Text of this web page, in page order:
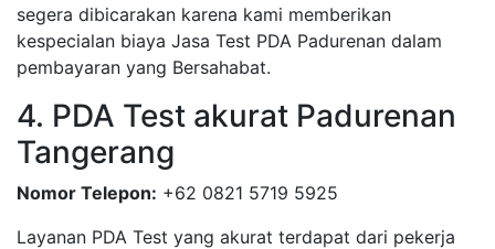
segera dibicarakan karena kami memberikan
kespecialan biaya Jasa Test PDA Padurenan dalam
pembayaran yang Bersahabat.
4. PDA Test akurat Padurenan
Tangerang
Nomor Telepon: +62 0821 5719 5925
Layanan PDA Test yang akurat terdapat dari pekerja